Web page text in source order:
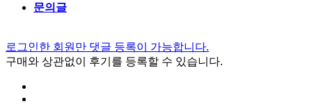
문의글
로그인한 회원만 댓글 등록이 가능합니다.
구매와 상관없이 후기를 등록할 수 있습니다.